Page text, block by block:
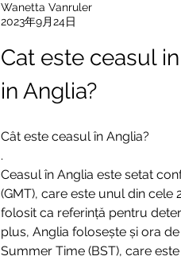
Wanetta Vanruler
2023年9月24日
Cat este ceasul
in Anglia?
Cât este ceasul în Anglia?
.
Ceasul în Anglia este setat
(GMT), care este unul din cele
folosit ca referință pentru
plus, Anglia folosește și ora
Summer Time (BST), care